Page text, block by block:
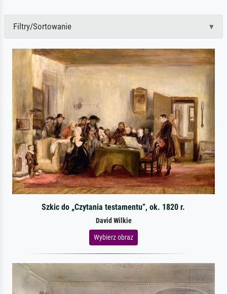
Filtry/Sortowanie
Szkic do „Czytania testamentu”, ok. 1820 r.
David Wilkie
Wybierz obraz